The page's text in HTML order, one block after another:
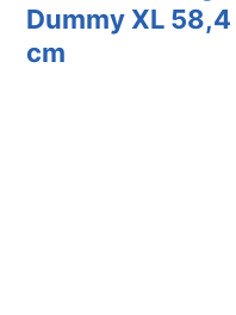
Dummy XL 58,4
cm